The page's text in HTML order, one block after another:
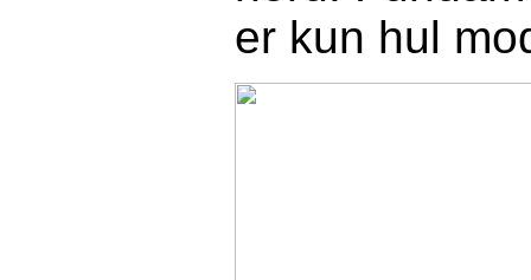
er kun hul